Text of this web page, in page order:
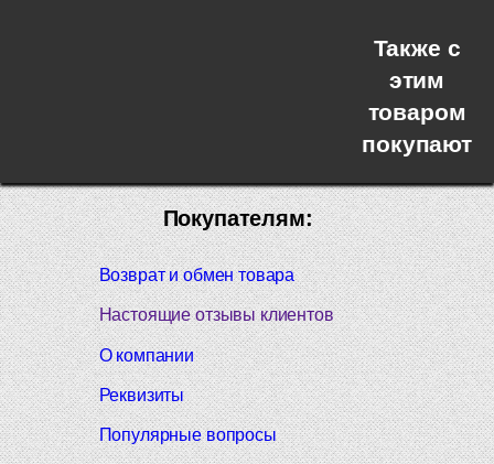
Также с
этим
товаром
покупают
Покупателям:
Возврат и обмен товара
Настоящие отзывы клиентов
О компании
Реквизиты
Популярные вопросы